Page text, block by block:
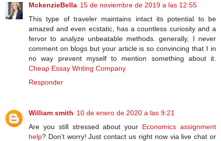
MckenzieBella 15 de noviembre de 2019 a las 12:55
This type of traveler maintains intact its potential to be
amazed and even ecstatic, has a countless curiosity and a
fervor to analyze unbeatable methods. generally, I never
comment on blogs but your article is so convincing that I in
no way prevent myself to mention something about it.
Cheap Essay Writing Company
Responder
William smith 10 de enero de 2020 a las 9:21
Are you still stressed about your Economics assignment
help? Don’t worry! Just contact us right now via live chat or